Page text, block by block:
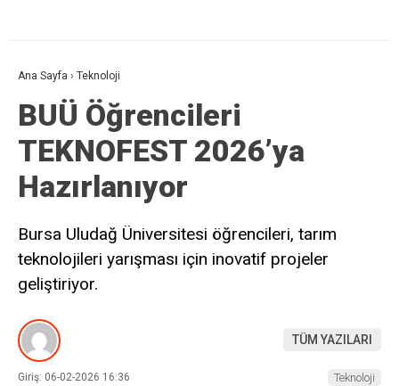
Ana Sayfa › Teknoloji
BUÜ Öğrencileri
TEKNOFEST 2026’ya
Hazırlanıyor
Bursa Uludağ Üniversitesi öğrencileri, tarım
teknolojileri yarışması için inovatif projeler
geliştiriyor.
TÜM YAZILARI
Giriş: 06-02-2026 16:36 Teknoloji